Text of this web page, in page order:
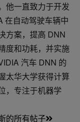
他一直致力于开发
在自动驾驶车辆中
方案，提高 DNN
度和功耗，并实施
汽车 DNN 的
太华大学获得计算
，专注于机器学
的所有帖子